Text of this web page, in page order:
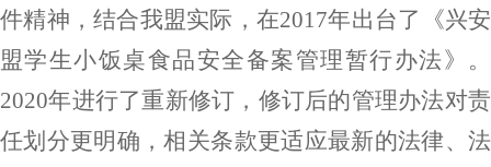
件精神，结合我盟实际，在2017年出台了
《兴安
盟学生小饭桌食品安全备案管理暂行办法》 。
2020年进行了重新修订， 修订后的管理办法对责
任划分更明确，相关条款更适应最新的法律、法